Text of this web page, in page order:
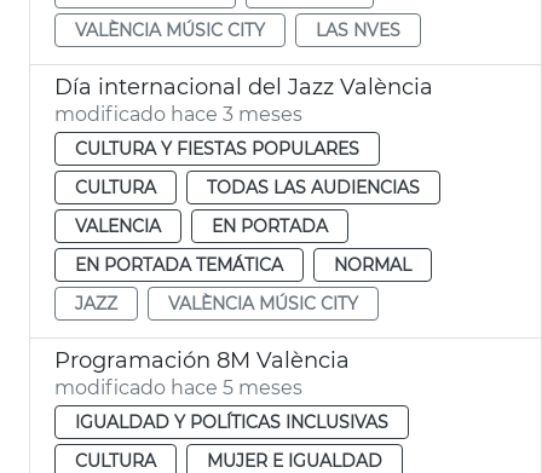
VALÈNCIA MÚSIC CITY
LAS NVES
Día internacional del Jazz València
modificado hace 3 meses
CULTURA Y FIESTAS POPULARES
CULTURA
TODAS LAS AUDIENCIAS
VALENCIA
EN PORTADA
EN PORTADA TEMÁTICA
NORMAL
JAZZ
VALÈNCIA MÚSIC CITY
Programación 8M València
modificado hace 5 meses
IGUALDAD Y POLÍTICAS INCLUSIVAS
CULTURA
MUJER E IGUALDAD